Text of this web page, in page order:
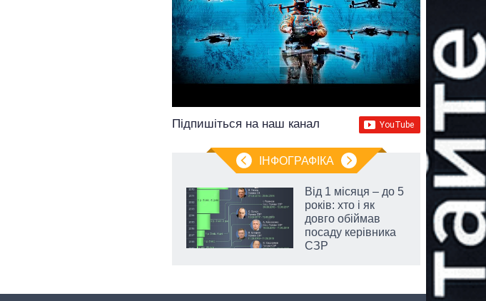
Підпишіться на наш канал
ІНФОГРАФІКА
Від 1 місяця – до 5
років: хто і як
довго обіймав
посаду керівника
СЗР